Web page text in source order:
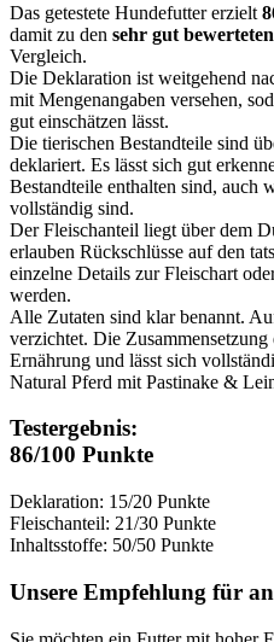
Das getestete Hundefutter erzielt
damit zu den sehr gut
Vergleich.
Die Deklaration ist weitgehend
mit Mengenangaben versehen,
gut einschätzen lässt.
Die tierischen Bestandteile sind
deklariert. Es lässt sich gut
Bestandteile enthalten sind, auch
vollständig sind.
Der Fleischanteil liegt über dem
erlauben Rückschlüsse auf den
einzelne Details zur Fleischart
werden.
Alle Zutaten sind klar benannt.
verzichtet. Die
Ernährung und lässt sich
Natural Pferd mit Pastinake &
Testergebnis:
86/100 Punkte
Deklaration: 15/20 Punkte
Fleischanteil: 21/30 Punkte
Inhaltsstoffe: 50/50 Punkte
Unsere Empfehlung für